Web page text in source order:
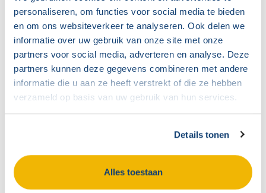
personaliseren, om functies voor social media te bieden
en om ons websiteverkeer te analyseren. Ook delen we
informatie over uw gebruik van onze site met onze
partners voor social media, adverteren en analyse. Deze
partners kunnen deze gegevens combineren met andere
informatie die u aan ze heeft verstrekt of die ze hebben
verzameld op basis van uw gebruik van hun services.
Details tonen
Alles toestaan
Werk na een OR-training
beter samen met het MT
Blog